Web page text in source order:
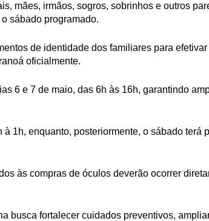
mães, irmãos, sogros, sobrinhos e outros
sábado programado.
de identidade dos familiares para
oficialmente.
6 e 7 de maio, das 6h às 16h, garantindo
1h, enquanto, posteriormente, o sábado terá
às compras de óculos deverão ocorrer
busca fortalecer cuidados preventivos,